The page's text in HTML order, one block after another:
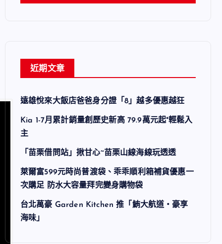
近期文章
遠雄悅來大飯店爸爸身分證「8」越多優惠越狂
Kia 1-7月累計銷量創歷史新高 79.9萬元起*輕鬆入
主
「苗栗借問站」揪甘心~苗栗山線海線玩透透
萊爾富599元時尚普渡袋、乖乖順利箱補貨優惠一
次購足 防水大容量拜完變身購物袋
台北萬豪 Garden Kitchen 推「鮪大航道・豪享
海味」